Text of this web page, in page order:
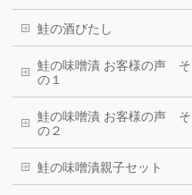
鮭の酒びたし
鮭の味噌漬 お客様の声 そ
の１
鮭の味噌漬 お客様の声 そ
の２
鮭の味噌漬親子セット